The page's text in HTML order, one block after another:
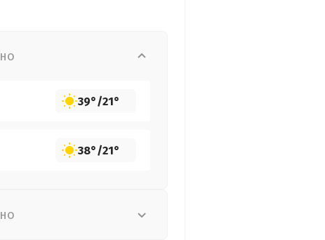
39°/21°
38°/21°